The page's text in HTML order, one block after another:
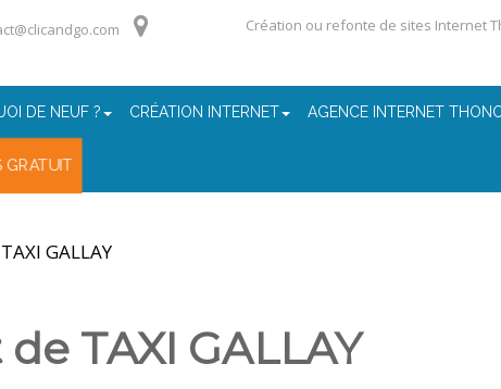
Création ou refonte de sites Internet
DE NEUF ? CRÉATION INTERNET AGENCE INTERNET
GRATUIT
GALLAY
TAXI GALLAY